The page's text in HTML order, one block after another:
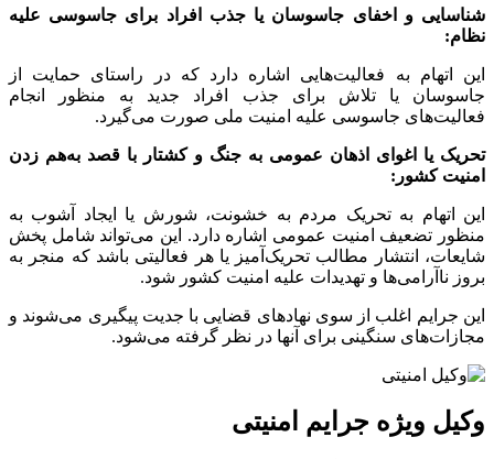
شناسایی و اخفای جاسوسان یا جذب افراد برای جاسوسی علیه
نظام:
این اتهام به فعالیت‌هایی اشاره دارد که در راستای حمایت از
جاسوسان یا تلاش برای جذب افراد جدید به منظور انجام
فعالیت‌های جاسوسی علیه امنیت ملی صورت می‌گیرد.
تحریک یا اغوای اذهان عمومی به جنگ و کشتار با قصد به‌هم زدن
امنیت کشور:
این اتهام به تحریک مردم به خشونت، شورش یا ایجاد آشوب به
منظور تضعیف امنیت عمومی اشاره دارد. این می‌تواند شامل پخش
شایعات، انتشار مطالب تحریک‌آمیز یا هر فعالیتی باشد که منجر به
بروز ناآرامی‌ها و تهدیدات علیه امنیت کشور شود.
این جرایم اغلب از سوی نهادهای قضایی با جدیت پیگیری می‌شوند و
مجازات‌های سنگینی برای آنها در نظر گرفته می‌شود.
وکیل ویژه جرایم امنیتی